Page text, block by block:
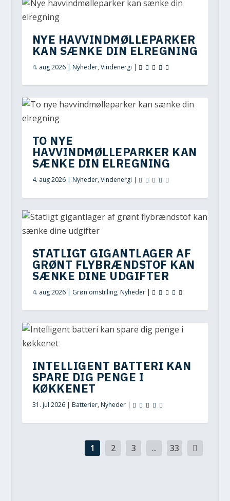
NYE HAVVINDMØLLEPARKER
KAN SÆNKE DIN ELREGNING
4. aug 2026| Nyheder,Vindenergi |
TO NYE
HAVVINDMØLLEPARKER KAN
SÆNKE DIN ELREGNING
4. aug 2026| Nyheder,Vindenergi |
STATLIGT GIGANTLAGER AF
GRØNT FLYBRÆNDSTOF KAN
SÆNKE DINE UDGIFTER
4. aug 2026| Grøn omstilling,Nyheder|
INTELLIGENT BATTERI KAN
SPARE DIG PENGE I
KØKKENET
31. jul 2026| Batterier,Nyheder|
1 2 3 ... 33